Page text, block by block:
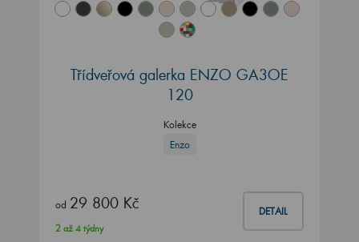
Třídveřová galerka ENZO GA3OE
120
Kolekce
Enzo
od 29 800 Kč DETAIL
2 až 4 týdny